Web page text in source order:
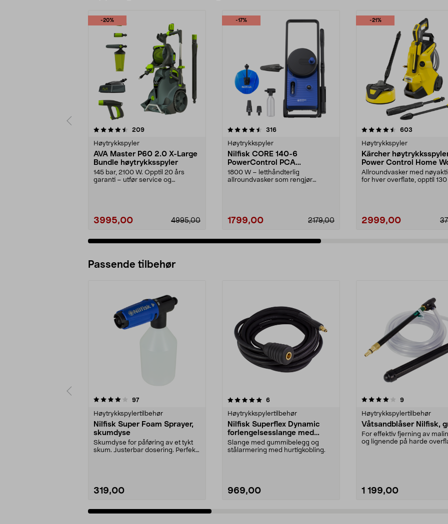
-20%
209anmeldelser
Høytrykkspyler
AVA Master P60 2.0 X-Large
Bundle høytrykksspyler
145 bar, 2100 W. Opptil 20 års
garanti – utfør service og
3995,00 4995,00
-17%
4.5 av 5 stjerner 316anmeldelser
Høytrykkspyler
Nilfisk CORE 140-6
PowerControl PCA
høytrykkspyler
1800 W – letthåndterlig
allroundvasker som rengjør
1799,00 2179,00
-21%
4.5 av 5 stjerner 603
Høytrykkspyler
Kärcher
Power Control Home
Allroundvasker med
for hver overflate, opptil 130
2999,00
4.5 av 5 stjerner
Passende tilbehør
97anmeldelser
Høytrykkspylertilbehør
Nilfisk Super Foam Sprayer,
skumdyse
Skumdyse for påføring av et tykt
skum. Justerbar dosering. Perfekt
319,00
5.0av 5 stjerner 6anmeldelser
Høytrykkspylertilbehør
Nilfisk Superflex Dynamic
forlengelsesslange med
hurtigkobling, 7 m
Slange med gummibelegg og
stålarmering med hurtigkobling.
969,00
4.0av 5 stjerner 9anmeldelser
Høytrykkspylertilbehør
Våtsandblåser Nilfisk,
For effektiv fjerning av
og lignende på harde
1 199,00
5.0av 5 stjerner